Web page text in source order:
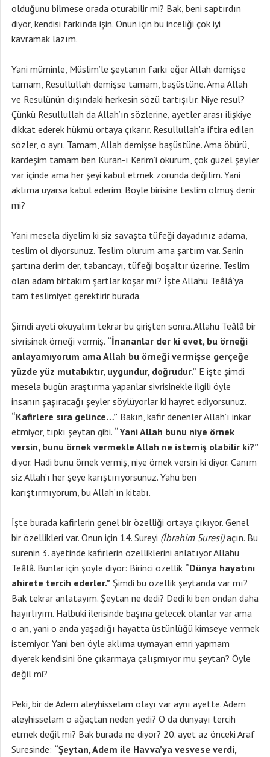
olduğunu bilmese orada oturabilir mi? Bak, beni saptırdın
diyor, kendisi farkında işin. Onun için bu inceliği çok iyi
kavramak lazım.
Yani müminle, Müslim’le şeytanın farkı eğer Allah demişse
tamam, Resullullah demişse tamam, başüstüne. Ama Allah
ve Resulünün dışındaki herkesin sözü tartışılır. Niye resul?
Çünkü Resullullah da Allah’ın sözlerine, ayetler arası ilişkiye
dikkat ederek hükmü ortaya çıkarır. Resullullah’a iftira edilen
sözler, o ayrı. Tamam, Allah demişse başüstüne. Ama öbürü,
kardeşim tamam ben Kuran-ı Kerim’i okurum, çok güzel şeyler
var içinde ama her şeyi kabul etmek zorunda değilim. Yani
aklıma uyarsa kabul ederim. Böyle birisine teslim olmuş denir
mi?
Yani mesela diyelim ki siz savaşta tüfeği dayadınız adama,
teslim ol diyorsunuz. Teslim olurum ama şartım var. Senin
şartına derim der, tabancayı, tüfeği boşaltır üzerine. Teslim
olan adam birtakım şartlar koşar mı? İşte Allahü Teâlâ’ya
tam teslimiyet gerektirir burada.
Şimdi ayeti okuyalım tekrar bu girişten sonra. Allahü Teâlâ bir
sivrisinek örneği vermiş. “İnananlar der ki evet, bu örneği
anlayamıyorum ama Allah bu örneği vermişse gerçeğe
yüzde yüz mutabıktır, uygundur, doğrudur.” E işte şimdi
mesela bugün araştırma yapanlar sivrisinekle ilgili öyle
insanın şaşıracağı şeyler söylüyorlar ki hayret ediyorsunuz.
“Kafirlere sıra gelince…” Bakın, kafir denenler Allah’ı inkar
etmiyor, tıpkı şeytan gibi. “Yani Allah bunu niye örnek
versin, bunu örnek vermekle Allah ne istemiş olabilir ki?”
diyor. Hadi bunu örnek vermiş, niye örnek versin ki diyor. Canım
siz Allah’ı her şeye karıştırıyorsunuz. Yahu ben
karıştırmıyorum, bu Allah’ın kitabı.
İşte burada kafirlerin genel bir özelliği ortaya çıkıyor. Genel
bir özellikleri var. Onun için 14. Sureyi (İbrahim Suresi)açın. Bu
surenin 3. ayetinde kafirlerin özelliklerini anlatıyor Allahü
Teâlâ. Bunlar için şöyle diyor: Birinci özellik “Dünya hayatını
ahirete tercih ederler.” Şimdi bu özellik şeytanda var mı?
Bak tekrar anlatayım. Şeytan ne dedi? Dedi ki ben ondan daha
hayırlıyım. Halbuki ilerisinde başına gelecek olanlar var ama
o an, yani o anda yaşadığı hayatta üstünlüğü kimseye vermek
istemiyor. Yani ben öyle aklıma uymayan emri yapmam
diyerek kendisini öne çıkarmaya çalışmıyor mu şeytan? Öyle
değil mi?
Peki, bir de Adem aleyhisselam olayı var aynı ayette. Adem
aleyhisselam o ağaçtan neden yedi? O da dünyayı tercih
etmek değil mi? Bak burada ne diyor? 20. ayet az önceki Araf
Suresinde: “Şeytan, Adem ile Havva’ya vesvese verdi,